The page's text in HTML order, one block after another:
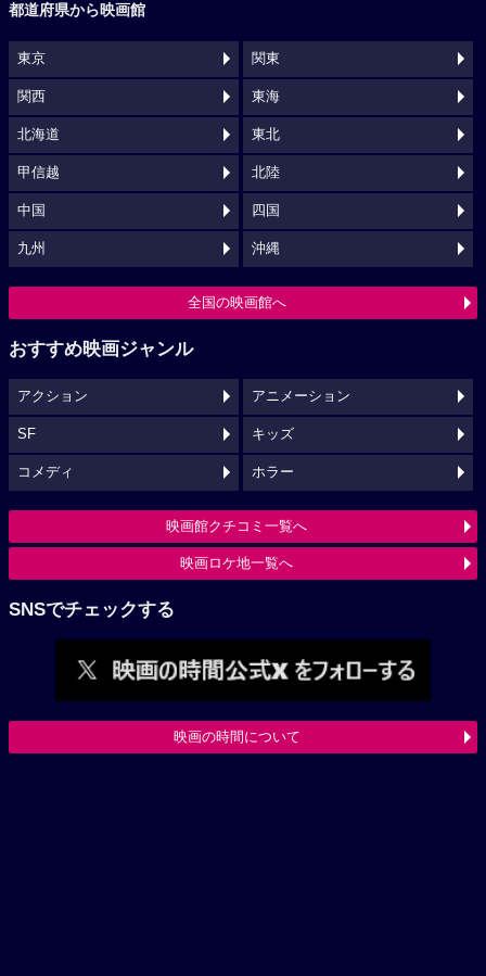
都道府県から映画館
東京 関東
関西 東海
北海道 東北
甲信越 北陸
中国 四国
九州 沖縄
全国の映画館へ
おすすめ映画ジャンル
アクション アニメーション
SF キッズ
コメディ ホラー
映画館クチコミ一覧へ
映画ロケ地一覧へ
SNSでチェックする
映画の時間について